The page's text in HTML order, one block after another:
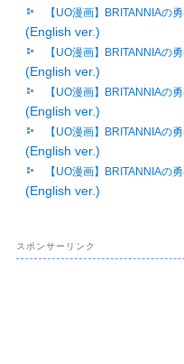
【UO漫画】BRITANNIAの
(English ver.)
【UO漫画】BRITANNIAの
(English ver.)
【UO漫画】BRITANNIAの
(English ver.)
【UO漫画】BRITANNIAの
(English ver.)
【UO漫画】BRITANNIAの
(English ver.)
スポンサーリンク